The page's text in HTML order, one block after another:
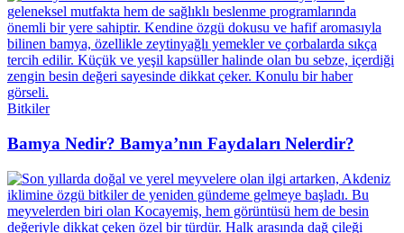
Bitkiler
Bamya Nedir? Bamya’nın Faydaları Nelerdir?